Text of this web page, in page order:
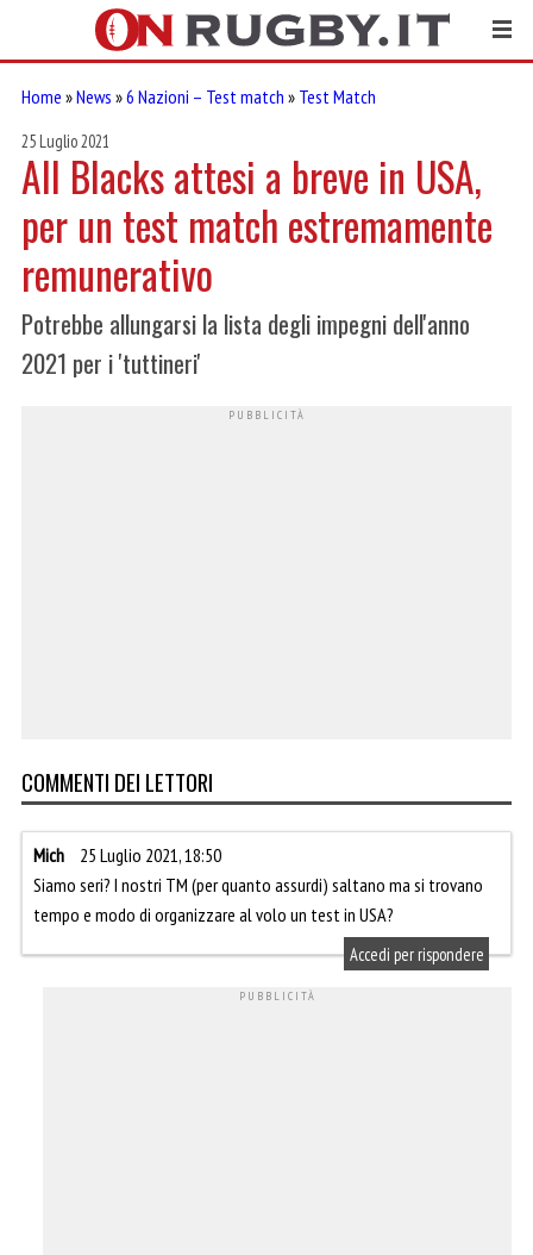
Home »News »6 Nazioni – Test match » Test Match
25 Luglio 2021
All Blacks attesi a breve in USA,
per un test match estremamente
remunerativo
Potrebbe allungarsi la lista degli impegni dell'anno
2021 per i 'tuttineri'
COMMENTI DEI LETTORI
Mich
25 Luglio 2021, 18:50
Siamo seri? I nostri TM (per quanto assurdi) saltano ma si trovano
tempo e modo di organizzare al volo un test in USA?
Accedi per rispondere